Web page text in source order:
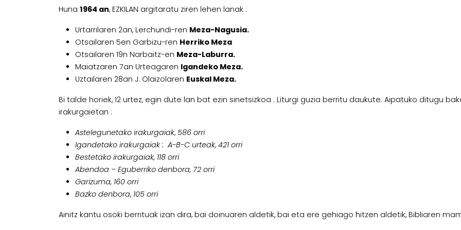
Huna 1964 an, EZKILAN argitaratu ziren lehen lanak :
Urtarrilaren 2an, Lerchundi-ren Meza-Nagusia.
Otsailaren 5en Garbizu-ren Herriko Meza
Otsailaren 19n Narbaitz-en Meza-Laburra.
Maiatzaren 7an Urteagaren Igandeko Meza.
Uztailaren 28an J. Olaizolaren Euskal Meza.
Bi talde horiek, 12 urtez, egin dute lan bat ezin sinetsizkoa : Liturgi guzia berritu daukute. Aipatuko ditugu
irakurgaietan :
Astelegunetako irakurgaiak, 586 orri
Igandetako irakurgaiak : A-B-C urteak, 421 orri
Bestetako irakurgaiak, 118 orri
Abendoa – Eguberriko denbora, 72 orri
Garizuma, 160 orri
Bazko denbora, 105 orri
Ainitz kantu osoki berrituak izan dira, bai doinuaren aldetik, bai eta ere gehiago hitzen aldetik, Bibliaren